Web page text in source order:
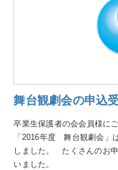
舞台観劇会の申込
卒業生保護者の会会員様に
「2016年度 舞台観劇会」
しました。 たくさんのお
いました。